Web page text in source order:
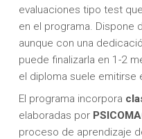
evaluaciones tipo test
en el programa. Dispone
aunque con una
puede finalizarla en 1-2
el diploma suele emitirse
El programa incorpora
elaboradas por
proceso de aprendizaje